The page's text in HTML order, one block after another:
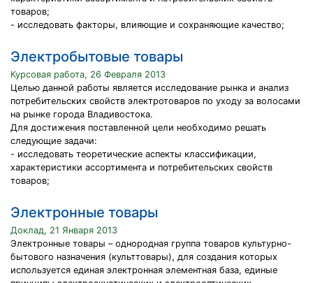
товаров;
- исследовать факторы, влияющие и сохраняющие качество;
Электробытовые товары
Курсовая работа, 26 Февраля 2013
Целью данной работы является исследование рынка и анализ
потребительских свойств электротоваров по уходу за волосами
на рынке города Владивостока.
Для достижения поставленной цели необходимо решать
следующие задачи:
- исследовать теоретические аспекты классификации,
характеристики ассортимента и потребительских свойств
товаров;
Электронные товары
Доклад, 21 Января 2013
Электронные товары – однородная группа товаров культурно-
бытового назначения (культтовары), для создания которых
используется единая электронная элементная база, единые